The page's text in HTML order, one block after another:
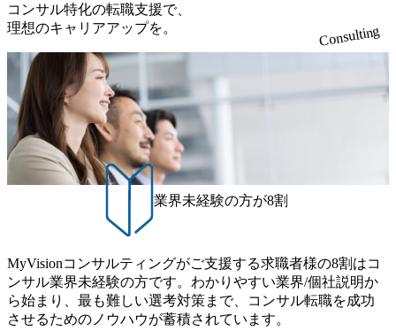
コンサル特化の転職支援で、
理想のキャリアアップを。
Consulting
業界未経験の方が8割
MyVisionコンサルティングがご支援する求職者様の8割はコ
ンサル業界未経験の方です。わかりやすい業界/個社説明か
ら始まり、最も難しい選考対策まで、コンサル転職を成功
させるためのノウハウが蓄積されています。